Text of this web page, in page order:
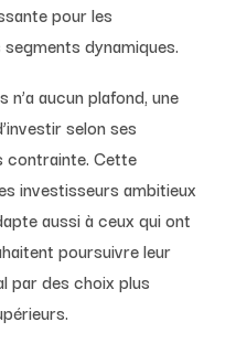
pour les
dynamiques.
aucun plafond, une
selon ses
contrainte. Cette
investisseurs ambitieux
aussi à ceux qui ont
poursuivre leur
par des choix plus